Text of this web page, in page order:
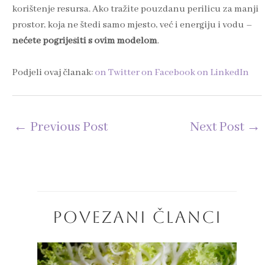
korištenje resursa. Ako tražite pouzdanu perilicu za manji
prostor, koja ne štedi samo mjesto, već i energiju i vodu –
nećete pogriješiti s ovim modelom.
Podjeli ovaj članak:on Twitteron Facebookon LinkedIn
← Previous Post Next Post →
POVEZANI ČLANCI